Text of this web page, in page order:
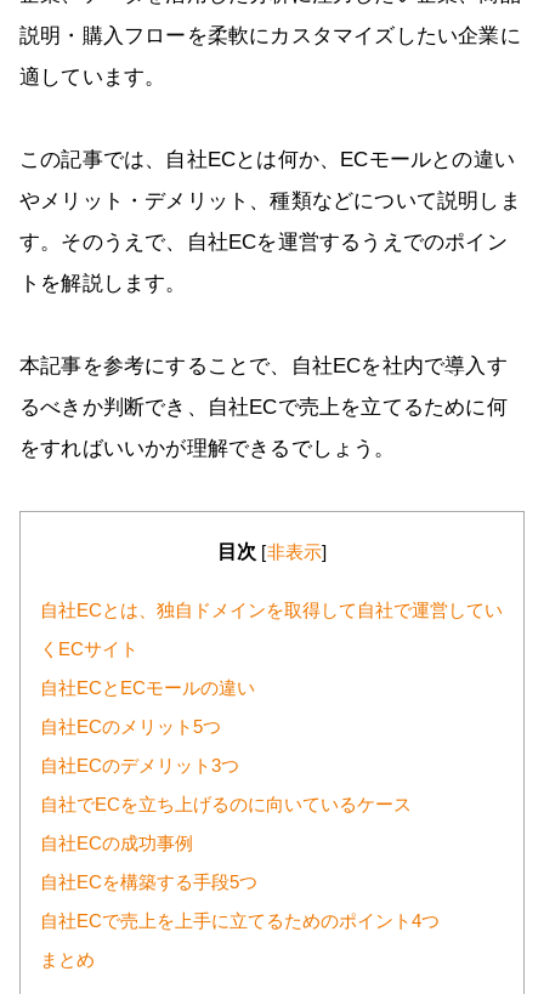
説明・購入フローを柔軟にカスタマイズしたい企業に
適しています。
この記事では、自社ECとは何か、ECモールとの違い
やメリット・デメリット、種類などについて説明しま
す。そのうえで、自社ECを運営するうえでのポイン
トを解説します。
本記事を参考にすることで、自社ECを社内で導入す
るべきか判断でき、自社ECで売上を立てるために何
をすればいいかが理解できるでしょう。
目次 [非表示]
自社ECとは、独自ドメインを取得して自社で運営してい
くECサイト
自社ECとECモールの違い
自社ECのメリット5つ
自社ECのデメリット3つ
自社でECを立ち上げるのに向いているケース
自社ECの成功事例
自社ECを構築する手段5つ
自社ECで売上を上手に立てるためのポイント4つ
まとめ